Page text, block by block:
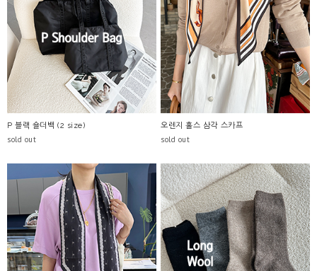
P 블랙 숄더백 (2 size)
sold out
오렌지 홀스 삼각 스카프
sold out